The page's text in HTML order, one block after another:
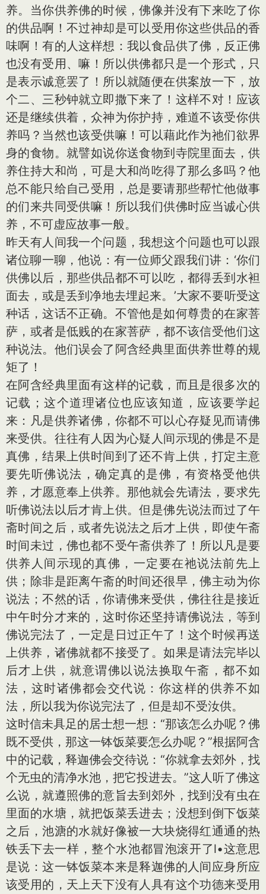
养。当你供养佛的时候，佛像并没有下来吃了你
的供品啊！不过神却是可以受用你这些供品的香
味啊！有的人这样想：我以食品供了佛，反正佛
也没有受用、嘛！所以供佛都只是一个形式，只
是表示诚意罢了！所以就随便在供案放一下，放
个二、三秒钟就立即撒下来了！这样不对！应该
还是继续供着，众神为你护持，难道不该受你供
养吗？当然也该受供嘛！可以藉此作为祂们欲界
身的食物。就譬如说你送食物到寺院里面去，供
养住持大和尚，可是大和尚吃得了那么多吗？他
总不能只给自己受用，总是要请那些帮忙他做事
的们来共同受供嘛！所以我们供佛时应当诚心供
养，不可虚应故事一般。
昨天有人间我一个问题，我想这个问题也可以跟
诸位聊一聊，他说：有一位师父跟我们讲：‘你们
供佛以后，那些供品都不可以吃，都得丢到水袒
面去，或是丢到净地去埋起来。’大家不要听受这
种话，这话不正确。不管他是如何尊贵的在家菩
萨，或者是低贱的在家菩萨，都不该信受他们这
种说法。他们误会了阿含经典里面供养世尊的规
矩了！
在阿含经典里面有这样的记载，而且是很多次的
记载；这个道理诸位也应该知道，应该要学起
来：凡是供养诸佛，你都不可以心存疑见而请佛
来受供。往往有人因为心疑人间示现的佛是不是
真佛，结果上供时间到了还不肯上供，打定主意
要先听佛说法，确定真的是佛，有资格受他供
养，才愿意奉上供养。那他就会先请法，要求先
听佛说法以后才肯上供。但是佛先说法而过了午
斋时间之后，或者先说法之后才上供，即使午斋
时间未过，佛也都不受午斋供养了！所以凡是要
供养人间示现的真佛，一定要在祂说法前先上
供；除非是距离午斋的时间还很早，佛主动为你
说法；不然的话，你请佛来受供，佛往往是接近
中午时分才来的，这时你还坚持请佛说法，等到
佛说完法了，一定是日过正午了！这个时候再送
上供养，诸佛就都不接受了。如果是请法完毕以
后才上供，就意谓佛以说法换取午斋，都不如
法，这时诸佛都会交代说：你这样的供养不如
法，所以我为你说完法了，但是却不受汝供。
这时信未具足的居士想一想：“那该怎么办呢？佛
既不受供，那这一钵饭菜要怎么办呢？”根据阿含
中的记载，释迦佛会交待说：“你就拿去郊外，找
个无虫的清净水池，把它投进去。”这人听了佛这
么说，就遵照佛的意旨去到郊外，找到没有虫在
里面的水塘，就把饭菜丢进去；没想到倒下饭菜
之后，池溏的水就好像被一大块烧得红通通的热
铁丢下去一样，整个水池都冒泡滚开了l•这意思
是说：这一钵饭菜本来是释迦佛的人间应身所应
该受用的，天上天下没有人具有这个功德来受用